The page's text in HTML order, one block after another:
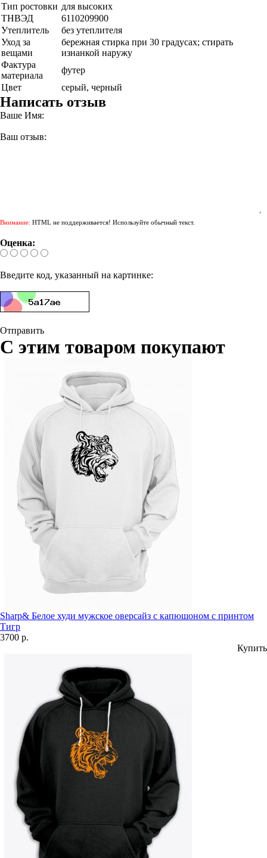
Тип ростовки для высоких
ТНВЭД
6110209900
Утеплитель
без утеплителя
Уход за
вещами
бережная стирка при 30 градусах; стирать
изнанкой наружу
Фактура
материала
футер
Цвет
серый, черный
Написать отзыв
Ваше Имя:
Ваш отзыв:
Внимание: HTML не поддерживается! Используйте обычный текст.
Оценка:
Введите код, указанный на картинке:
Отправить
С этим товаром покупают
Sharp& Белое худи мужское оверсайз с капюшоном с принтом
Тигр
3700 р.
Купить